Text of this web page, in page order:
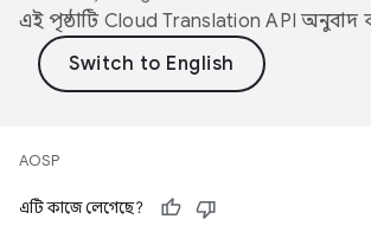
এই পৃষ্ঠাটি Cloud Translation API অনুবাদ
AOSP
এটি কাজে লেগেছে?